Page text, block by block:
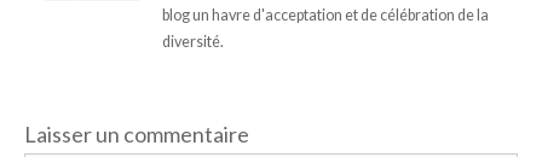
blog un havre d'acceptation et de célébration de la
diversité.
Laisser un commentaire